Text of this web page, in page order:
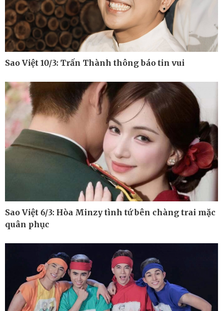
Thế giới
Quan sát
Cuộc sống đó đây
Hồ sơ
Multimedia
Ảnh
Video
E-Magazine
Infographic
Sao Việt 10/3: Trấn Thành thông báo tin vui
Sao Việt 6/3: Hòa Minzy tình tứ bên chàng trai mặc
quân phục